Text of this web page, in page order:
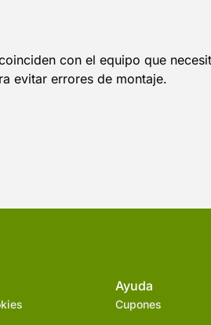
con el equipo que
evitar errores de montaje.
Ayuda
Cupones